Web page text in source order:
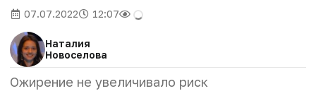
07.07.2022 12:07
Наталия
Новоселова
Ожирение не увеличивало риск